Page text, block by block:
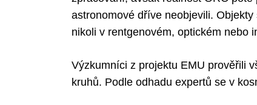
astronomové dříve neobjevili.
nikoli v rentgenovém, optickém nebo
Výzkumníci z projektu EMU prověřili
kruhů. Podle odhadu expertů se v